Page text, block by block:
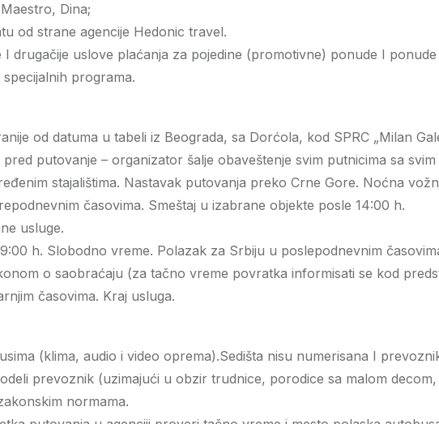
Dina;
od strane agencije Hedonic travel.
drugačije uslove plaćanja za pojedine (promotivne) ponude I
programa.
od datuma u tabeli iz Beograda, sa Dorćola, kod SPRC „Milan
putovanje – organizator šalje obaveštenje svim putnicima sa
stajalištima. Nastavak putovanja preko Crne Gore. Noćna
časovima. Smeštaj u izabrane objekte posle 14:00 h.
usluge.
h. Slobodno vreme. Polazak za Srbiju u poslepodnevnim
o saobraćaju (za tačno vreme povratka informisati se kod
časovima. Kraj usluga.
(klima, audio i video oprema).Sedišta nisu numerisana I
prevoznik (uzimajući u obzir trudnice, porodice sa malom
normama.